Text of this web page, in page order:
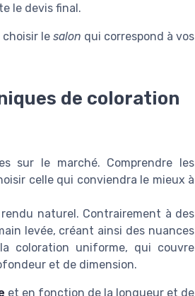
le devis final.
le salon qui correspond à vos
de coloration
sur le marché. Comprendre les
celle qui conviendra le mieux à
naturel. Contrairement à des
levée, créant ainsi des nuances
coloration uniforme, qui couvre
et de dimension.
et en fonction de la longueur et de